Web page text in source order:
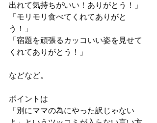
出れて気持ちがいい！ありがとう！」
「モリモリ食べてくれてありがと
う！」
「宿題を頑張るカッコいい姿を見せて
くれてありがとう！」
などなど。
ポイントは
「別にママの為にやった訳じゃない